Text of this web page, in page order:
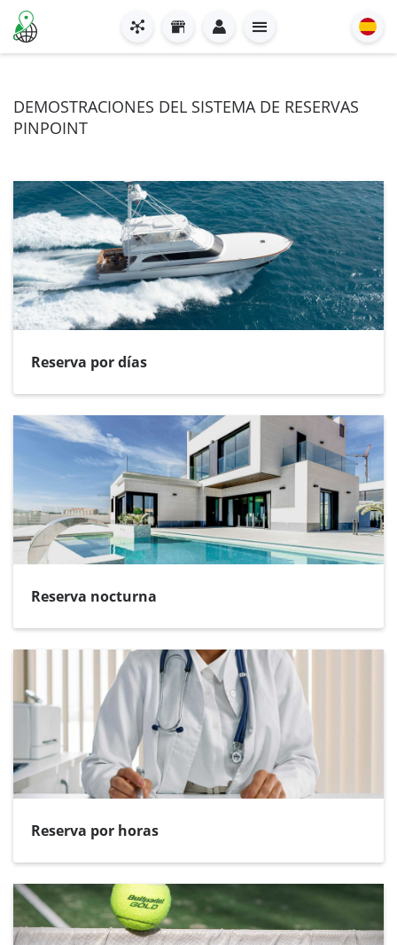
DEMOSTRACIONES DEL SISTEMA DE RESERVAS
PINPOINT
Reserva por días
Reserva nocturna
Reserva por horas